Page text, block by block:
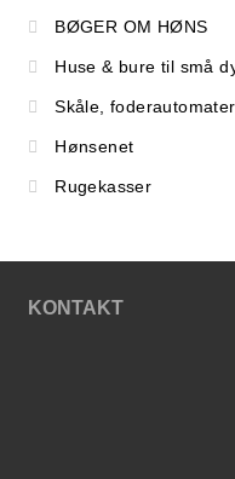
BØGER OM HØNS
Huse & bure til små
Skåle,
Hønsenet
Rugekasser
KONTAKT